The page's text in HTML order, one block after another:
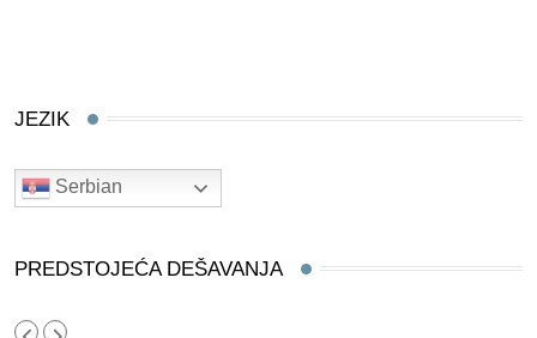
JEZIK
Serbian
PREDSTOJEĆA DEŠAVANJA